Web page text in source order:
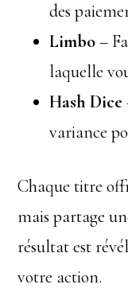
des
Limbo–
laquelle
Hash Dice
variance
Chaque titre
mais partage
résultat est
votre action.